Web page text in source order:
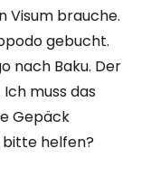
Visum brauche.
gebucht.
nach Baku. Der
muss das
Gepäck
bitte helfen?